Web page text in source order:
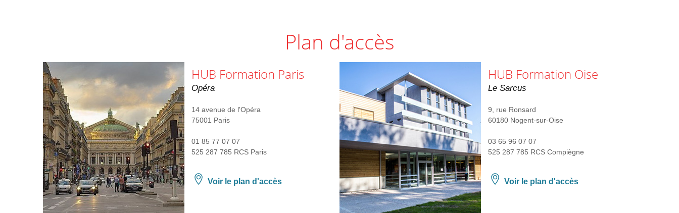
Plan d'accès
HUB Formation Paris
Opéra
14 avenue de l'Opéra
75001 Paris
01 85 77 07 07
525 287 785 RCS Paris
Voir le plan d'accès
HUB Formation Oise
Le Sarcus
9, rue Ronsard
60180 Nogent-sur-Oise
03 65 96 07 07
525 287 785 RCS Compiègne
Voir le plan d'accès